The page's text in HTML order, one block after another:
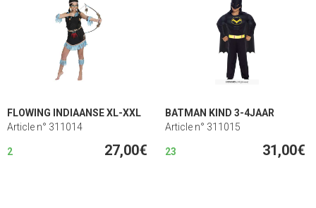
FLOWING INDIAANSE XL-XXL
Article n° 311014
2 27,00€
BATMAN KIND 3-4JAAR
Article n° 311015
23 31,00€